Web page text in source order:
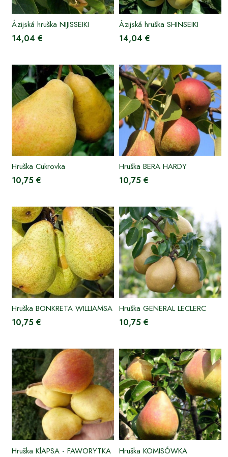
Ázijská hruška NIJISSEIKI
14,04 €
Ázijská hruška SHINSEIKI
14,04 €
Hruška Cukrovka
10,75 €
Hruška BERA HARDY
10,75 €
Hruška BONKRETA WILLIAMSA
10,75 €
Hruška GENERAL LECLERC
10,75 €
Hruška KlAPSA - FAWORYTKA Hruška KOMISÓWKA